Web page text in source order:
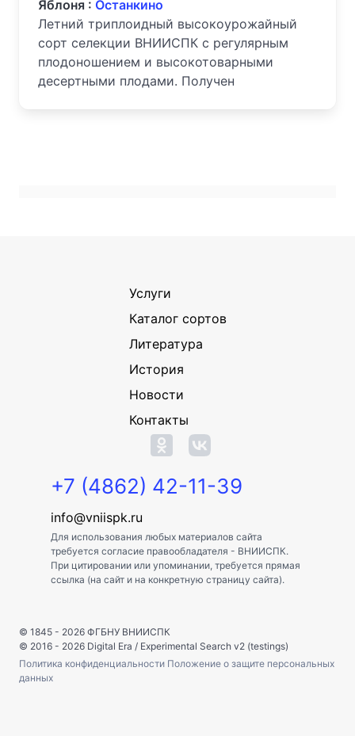
Яблоня : Останкино
Летний триплоидный высокоурожайный
сорт селекции ВНИИСПК с регулярным
плодоношением и высокотоварными
десертными плодами. Получен
Услуги
Каталог сортов
Литература
История
Новости
Контакты
+7 (4862) 42-11-39
info@vniispk.ru
Для использования любых материалов сайта
требуется согласие правообладателя - ВНИИСПК.
При цитировании или упоминании, требуется прямая
ссылка (на сайт и на конкретную страницу сайта).
© 1845 - 2026 ФГБНУ ВНИИСПК
© 2016 - 2026 Digital Era / Experimental Search v2 (testings)
Политика конфиденциальности Положение о защите персональных
данных